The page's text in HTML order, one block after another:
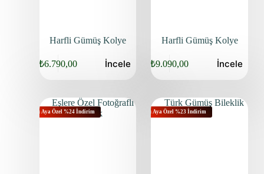
Harfli Gümüş Kolye
₺6.790,00 İncele
Harfli Gümüş Kolye
₺9.090,00 İncele
Bu Aya Özel %24 İndirim Bu Aya Özel %23 İndirim